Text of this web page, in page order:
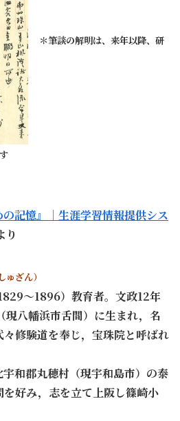
＊筆談の解明は、来年以降、研
記憶』｜生涯学習情報提供シス
り
ゅざん）
～1896）教育者。文政12年
現八幡浜市舌間）に生まれ，名
修験道を奉じ，宝珠院と呼ばれ
和郡丸穂村（現宇和島市）の泰
好み，志を立て上阪し篠崎小